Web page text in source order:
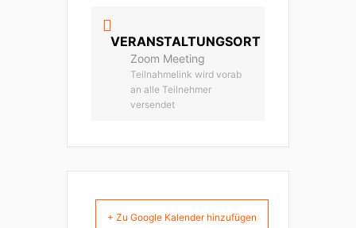
VERANSTALTUNGSORT
Zoom Meeting
Teilnahmelink wird vorab
an alle Teilnehmer
versendet
+ Zu Google Kalender hinzufügen